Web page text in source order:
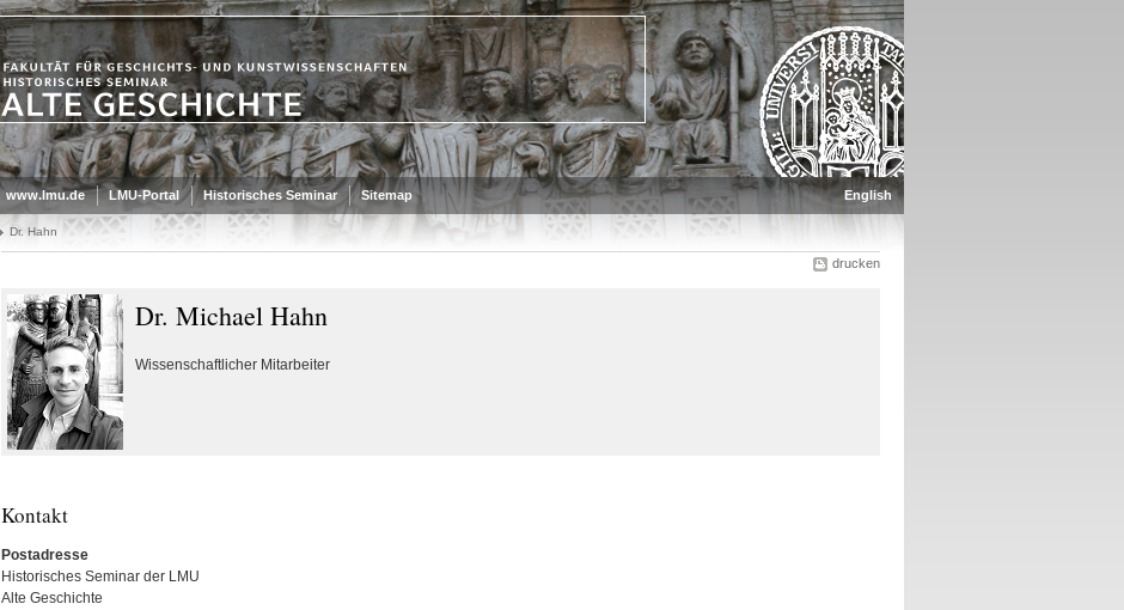
www.lmu.de LMU-Portal Historisches Seminar Sitemap English
Dr. Hahn
drucken
Dr. Michael Hahn
Wissenschaftlicher Mitarbeiter
Kontakt
Postadresse
Historisches Seminar der LMU
Alte Geschichte